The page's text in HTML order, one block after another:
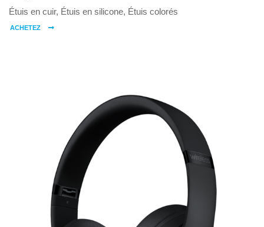
Étuis en cuir, Étuis en silicone, Étuis colorés
ACHETEZ